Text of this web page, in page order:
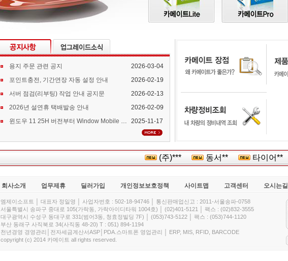
용지 주문 관련 공지
2026-03-04
포인트충전, 기간연장 자동 설정 안내
2026-02-19
서버 점검(리부팅) 작업 안내 공지문
2026-02-13
2026년 설연휴 택배발송 안내
2026-02-09
윈도우 11 25H 버전부터 Window Mobile Device Center 지원 중단 안내
2025-11-17
(주)*** 동서** 타이어**
회사소개 업무제휴 딜러가입 개인정보보호정책 사이트맵 고객센터 오시는길
엠제이소프트 │ 대표자 정일영 │ 사업자번호 : 502-18-94746 │ 통신판매업신고 : 2011-서울송파-0758
서울특별시 송파구 중대로 105(가락동, 가락아이디타워 1004호) │ (02)401-5121 │ 팩스 : (02)832-3555
대구광역시 수성구 동대구로 331(범어3동, 청효정빌딩 7F) │ (053)743-5122 │ 팩스 : (053)744-1120
부산 동래구 사직북로 34(사직동 48-20) T : 051) 894-1194
천년경영 경영관리│전자세금계산서ASP│PDA.스마트폰 영업관리 │ ERP, MIS, RFID, BARCODE
copyright (c) 2014 카메이트 all rights reserved.